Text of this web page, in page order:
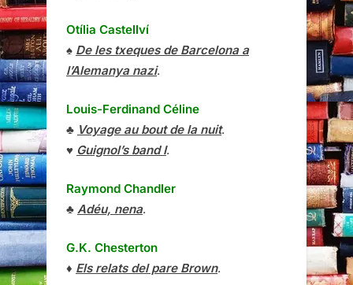
Otília Castellví
♠ De les txeques de Barcelona a
l’Alemanya nazi.
Louis-Ferdinand Céline
♣ Voyage au bout de la nuit.
♥ Guignol’s band I.
Raymond Chandler
♣ Adéu, nena.
G.K. Chesterton
♦ Els relats del pare Brown.